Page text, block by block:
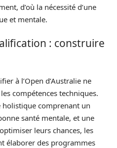
d’où la nécessité d’une
et mentale.
: construire
à l’Open d’Australie ne
compétences techniques.
holistique comprenant un
santé mentale, et une
leurs chances, les
élaborer des programmes